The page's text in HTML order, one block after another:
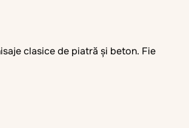
clasice de piatră și beton. Fie